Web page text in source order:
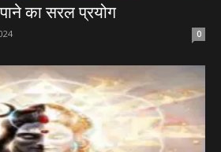
का सरल प्रयोग
0